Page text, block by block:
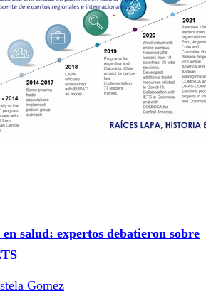
salud: expertos debatieron sobre
Gomez